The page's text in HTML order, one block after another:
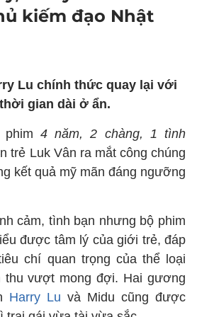
kiếm đạo Nhật
Lu chính thức quay lại với
gian dài ở ẩn.
4 năm, 2 chàng, 1 tình
trẻ Luk Vân ra mắt công chúng
kết quả mỹ mãn đáng ngưỡng
cảm, tình bạn nhưng bộ phim
được tâm lý của giới trẻ, đáp
chí quan trọng của thể loại
thu vượt mong đợi. Hai gương
Harry Lu và Midu cũng được